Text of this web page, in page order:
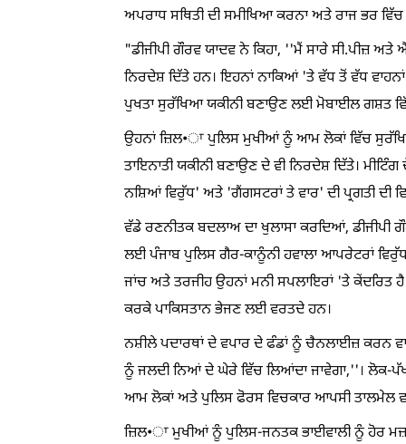
ਅਪਰਾਧ ਸਥਿਤੀ ਦੀ ਸਮੀਖਿਆ ਕਰਨਾ ਅਤੇ ਰਾਜ ਭਰ ਵਿੱਚ
"ਡੀਜੀਪੀ ਗੌਰਵ ਯਾਦਵ ਨੇ ਕਿਹਾ, ''ਮੈਂ ਸਾਰੇ ਸੀ.ਪੀਜ਼
ਨਿਰਦੇਸ਼ ਦਿੱਤੇ ਹਨ। ਇਹਨਾਂ ਨਾਕਿਆਂ 'ਤੇ ਵੱਧ ਤੋਂ ਵੱਧ
ਪੁਖਤਾ ਸੁਰੱਖਿਆ ਯਕੀਨੀ ਬਣਾਉਣ ਲਈ ਮੋਬਾਈਲ ਗਸ਼ਤ
ਉਹਨਾਂ ਜ਼ਿਲ•ਾ ਪੁਲਿਸ ਮੁਖੀਆਂ ਨੂੰ ਆਮ ਲੋਕਾਂ ਵਿੱਚ
ਤਾਇਨਾਤੀ ਯਕੀਨੀ ਬਣਾਉਣ ਦੇ ਵੀ ਨਿਰਦੇਸ਼ ਦਿੱਤੇ।
ਨਸ਼ਿਆਂ ਵਿਰੁੱਧ' ਅਤੇ 'ਗੈਂਗਸਟਰਾਂ ਤੇ ਵਾਰ' ਦੀ ਪ੍ਰਗਤੀ ਦੀ
ਵੱਡੇ ਰਣਨੀਤਕ ਬਦਲਾਅ ਦਾ ਖੁਲਾਸਾ ਕਰਦਿਆਂ,
ਲਈ ਪੰਜਾਬ ਪੁਲਿਸ ਗੈਰ-ਕਾਨੂੰਨੀ ਹਵਾਲਾ ਆਪਰੇਟਰਾਂ
ਜਾਂਚ ਅਤੇ ਤਰਜੀਹ ਉਹਨਾਂ ਮਨੀ ਸਪਲਾਇਰਾਂ 'ਤੇ ਕੇਂਦਰਿਤ
ਕਰਕੇ ਪਾਕਿਸਤਾਨ ਭੇਜਣ ਲਈ ਵਰਤਦੇ ਹਨ।
ਨਸ਼ੀਲੇ ਪਦਾਰਥਾਂ ਦੇ ਵਪਾਰ ਦੇ ਫੰਡਾਂ ਨੂੰ ਚੈਨਲਾਈਜ਼ ਕਰਨ
ਨੂੰ ਜਲਦੀ ਨਿਆਂ ਦੇ ਘੇਰੇ ਵਿੱਚ ਲਿਆਂਦਾ ਜਾਵੇਗਾ,''। ਲੋਕ-
ਆਮ ਲੋਕਾਂ ਅਤੇ ਪੁਲਿਸ ਫੋਰਸ ਵਿਚਕਾਰ ਆਪਸੀ ਤਾਲਮੇਲ
ਜ਼ਿਲ•ਾ ਮੁਖੀਆਂ ਨੂੰ ਪੁਲਿਸ-ਜਨਤਕ ਭਾਈਵਾਲੀ ਨੂੰ ਹੋਰ